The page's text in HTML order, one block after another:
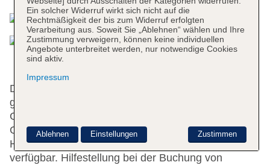
Das freundliche Personal an der Rezeption ist
gerne bei allen Fragen behilflich. Eine
Gepäckaufbewahrung, ein Safe und ein
Getränkeautomat gehören zur Einrichtung des
Hotels. WLAN ist in den öffentlichen Bereichen
verfügbar. Hilfestellung bei der Buchung von
Ein solcher Widerruf wirkt sich nicht auf die
Rechtmäßigkeit der bis zum Widerruf erfolgten
Verarbeitung aus. Soweit Sie „Ablehnen“ wählen und Ihre
Zustimmung verweigern, können keine individuellen
Angebote unterbreitet werden, nur notwendige Cookies
sind aktiv.
Impressum
Zustimmen
Ablehnen Einstellungen